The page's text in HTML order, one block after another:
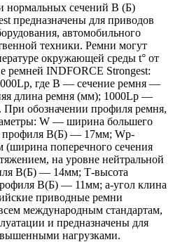
сечений B (Б)
предназначены для приводов
автомобильного
техники. Ремни могут
окружающей среды t° от
ремней INDFORCE Strongest:
где B — сечение ремня —
длина ремня (мм); 1000Lp —
При обозначении профиля ремня,
W — ширина большего
профиля B(Б) — 17мм; Wp-
(ширина поперечного сечения
на уровне нейтральной
B(Б) — 14мм; Т-высота
B(Б) — 11мм; a-угол клина
приводные ремни
международным стандартам,
и предназначены для
нагрузками.